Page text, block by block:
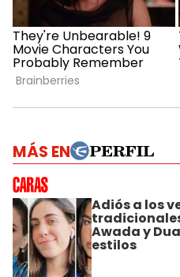
MÁS EN
Adiós a los
Awada y
estilos